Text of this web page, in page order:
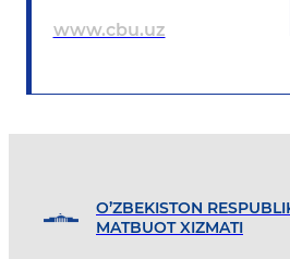
www.cbu.uz
O’ZBEKISTON
MATBUOT XIZMATI